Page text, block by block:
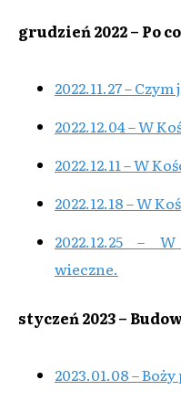
grudzień 2022 – Po
2022.11.27 –
2022.12.04 – W
2022.12.11 – W
2022.12.18 – W
2022.12.25 –
wieczne.
styczeń 2023 –
2023.01.08 –